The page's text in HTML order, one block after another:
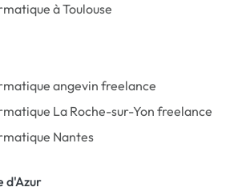
à Toulouse
angevin freelance
La Roche-sur-Yon freelance
Nantes
d'Azur